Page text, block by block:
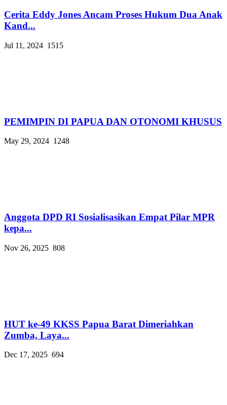
Cerita Eddy Jones Ancam Proses Hukum Dua Anak
Kand...
Jul 11, 2024 1515
PEMIMPIN DI PAPUA DAN OTONOMI KHUSUS
May 29, 2024 1248
Anggota DPD RI Sosialisasikan Empat Pilar MPR
kepa...
Nov 26, 2025 808
HUT ke-49 KKSS Papua Barat Dimeriahkan
Zumba, Laya...
Dec 17, 2025 694